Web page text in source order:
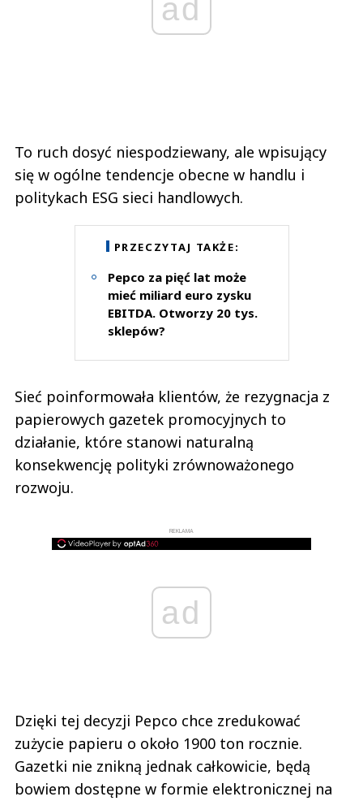
ad
To ruch dosyć niespodziewany, ale wpisujący
się w ogólne tendencje obecne w handlu i
politykach ESG sieci handlowych.
PRZECZYTAJ TAKŻE:
Pepco za pięć lat może
mieć miliard euro zysku
EBITDA. Otworzy 20 tys.
sklepów?
Sieć poinformowała klientów, że rezygnacja z
papierowych gazetek promocyjnych to
działanie, które stanowi naturalną
konsekwencję polityki zrównoważonego
rozwoju.
REKLAMA
ad
Dzięki tej decyzji Pepco chce zredukować
zużycie papieru o około 1900 ton rocznie.
Gazetki nie znikną jednak całkowicie, będą
bowiem dostępne w formie elektronicznej na